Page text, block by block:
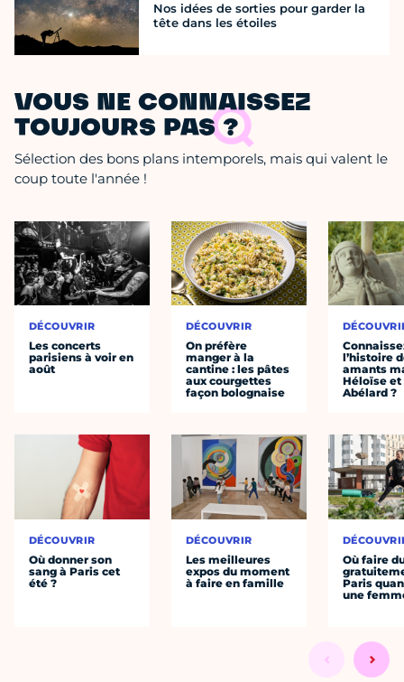
Nos idées de sorties pour garder la
tête dans les étoiles
VOUS NE CONNAISSEZ
TOUJOURS PAS ?
Sélection des bons plans intemporels, mais qui valent le
coup toute l'année !
DÉCOUVRIR
Les concerts
parisiens à voir en
août
DÉCOUVRIR
Où donner son
sang à Paris cet
été ?
DÉCOUVRIR
On préfère
manger à la
cantine : les pâtes
aux courgettes
façon bolognaise
DÉCOUVRIR
Les meilleures
expos du moment
à faire en famille
l’histoire
amants
Héloïse et
Abélard ?
Où faire
Paris
une